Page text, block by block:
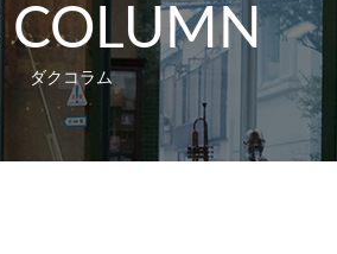
COLUMN
ダクコラム